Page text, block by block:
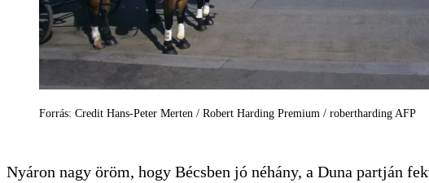
Forrás: Credit Hans-Peter Merten / Robert Harding Premium / robertharding AFP
Nyáron nagy öröm, hogy Bécsben jó néhány, a Duna partján